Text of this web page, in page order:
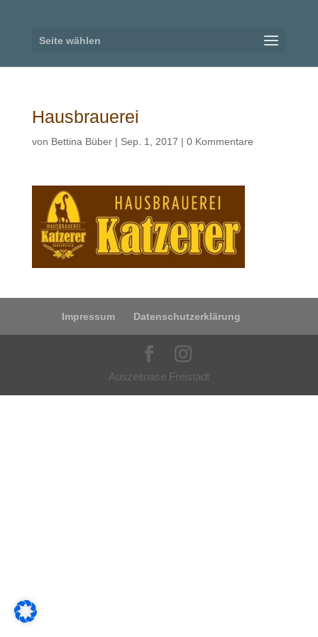
Seite wählen
Hausbrauerei
von Bettina Büber| Sep. 1, 2017 | 0 Kommentare
Impressum Datenschutzerklärung
Auszeitoase Freistadt